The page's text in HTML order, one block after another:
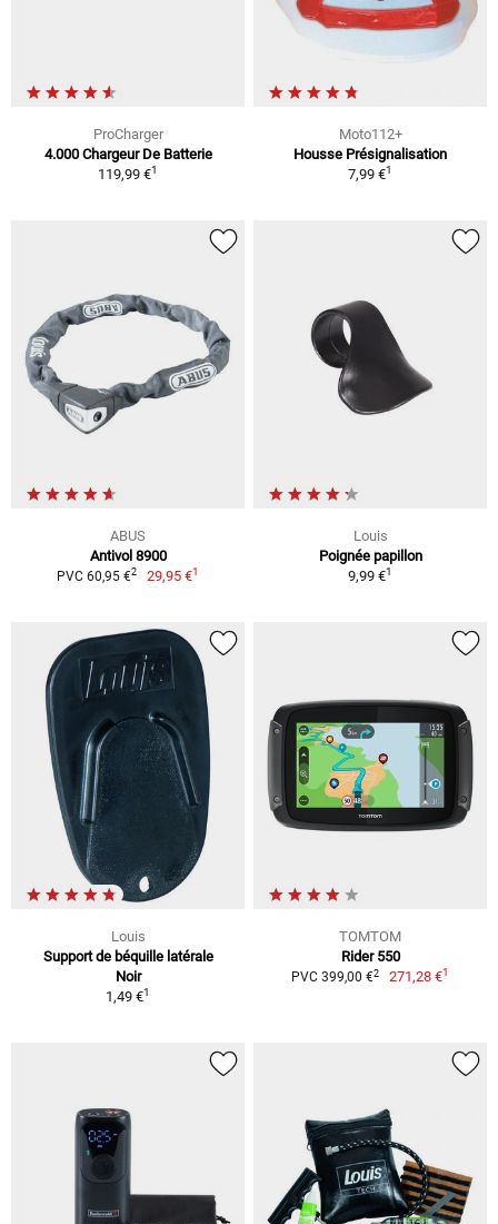
ProCharger
4.000 Chargeur De Batterie
119,99 €1
Moto112+
Housse Présignalisation
7,99 €1
ABUS
Antivol 8900
PVC 60,95 €2 29,95 €1
Louis
Poignée papillon
9,99 €1
Louis
Support de béquille latérale
Noir
1,49 €1
TOMTOM
Rider 550
PVC 399,00 €2 271,28 €1